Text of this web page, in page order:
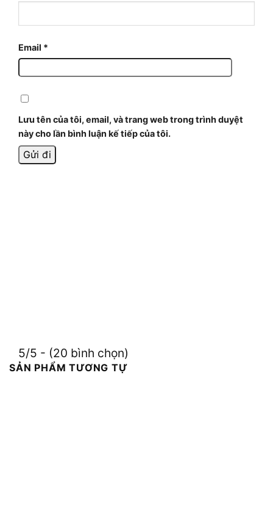
Email *
Lưu tên của tôi, email, và trang web trong trình duyệt
này cho lần bình luận kế tiếp của tôi.
5/5 - (20 bình chọn)
SẢN PHẨM TƯƠNG TỰ